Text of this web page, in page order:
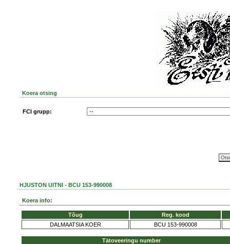
Koera otsing
FCI grupp:
HJUSTON UITNI - BCU 153-990008
Koera info:
Tõug
Reg. kood
DALMAATSIA KOER
BCU 153-990008
Tätoveeringu number